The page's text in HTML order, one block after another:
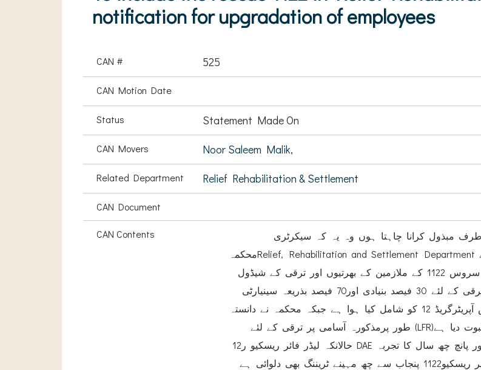
notification for upgradation of employees
CAN # 525
CAN Motion Date
Status Statement Made On
CAN Movers Noor Saleem Malik,
Related Department Relief Rehabilitation & Settlement
CAN Document
CAN Contents
مبذول کرانا چاہتا ہوں وہ یہ کہ سیکرٹری
محکمہRelief, Rehabilitation and Settlement Department نے ایک نوٹیفیکیشن جاری کیا ہے جس میں انہوں نے
خیبر پختونخواہ ایمر جنسی ریسکیو سروس 1122 کے ملازمین کے بھرتیوں اور ترقی کے شیڈول IIسریل 23 میں
درج سٹیشن کوارڈنیٹر گریڈ 14 میں ترقی کے لئے 30 فیصد بنیادی اور70 فیصد بذریعہ سینیارٹی، فٹنس مابین
شفٹ انچارج گریڈ 12 اور کمپیوٹر ٹیلفون اینڈوائرلیس آپریٹرگریڈ 12 کو شامل کیا ہوا ہے جبکہ محکمہ نے دانستہ
طور پرمذکورہ آسامی پر ترقی کے لئے (LFR)لیڈ فائر ریسکیورگریڈ 12 نظر انداز کرکے بدنیتی کا ثبوت دیا ہے
حالانکہ لیڈر فائر ریسکیو ر12 DAE ڈپلومہ اور بی ایس سی، ایم ایس سی تک تعلیم کااور پانچ چھ سال کا تجربہ
بھی رکھتے ہیں اورانہیں محکمہ نے خصوصی طور پر ریسکیو1122 پنجاب سے چھ مہینے ٹریننگ بھی دلوائی ہے